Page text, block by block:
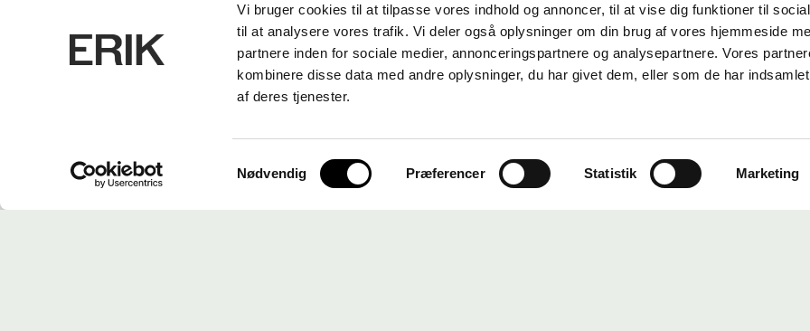
Vi bruger cookies til at tilpasse vores indhold og annoncer, til at vise dig funktioner til
til at analysere vores trafik. Vi deler også oplysninger om din brug af vores hjemmeside
partnere inden for sociale medier, annonceringspartnere og analysepartnere. Vores
kombinere disse data med andre oplysninger, du har givet dem, eller som de har
af deres tjenester.
Samtykkevalg
Nødvendig Præferencer Statistik Marketing